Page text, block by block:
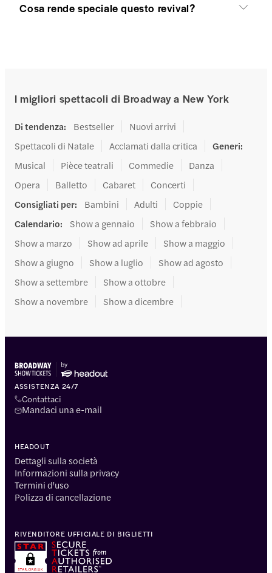
Cosa rende speciale questo revival?
I migliori spettacoli di Broadway a New York
Di tendenza: Bestseller
Nuovi arrivi
Spettacoli di Natale
Acclamati dalla critica Generi:
Musical
Pièce teatrali Commedie
Danza
Opera
Balletto Cabaret
Concerti
Consigliati per: Bambini Adulti
Coppie
Calendario: Show a gennaio
Show a febbraio
Show a marzo
Show ad aprile
Show a maggio
Show a giugno
Show a luglio
Show ad agosto
Show a settembre
Show a ottobre
Show a novembre
Show a dicembre
ASSISTENZA 24/7
Contattaci
Mandaci una e-mail
HEADOUT
Dettagli sulla società
Informazioni sulla privacy
Termini d'uso
Polizza di cancellazione
RIVENDITORE UFFICIALE DI BIGLIETTI